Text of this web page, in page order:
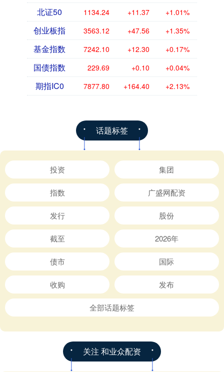
北证50 1134.24 +11.37 +1.01%
创业板指 3563.12 +47.56 +1.35%
基金指数 7242.10 +12.30 +0.17%
国债指数 229.69 +0.10 +0.04%
期指IC0 7877.80 +164.40 +2.13%
话题标签
投资 集团
指数 广盛网配资
发行 股份
截至 2026年
债市 国际
收购 发布
全部话题标签
关注 和业众配资